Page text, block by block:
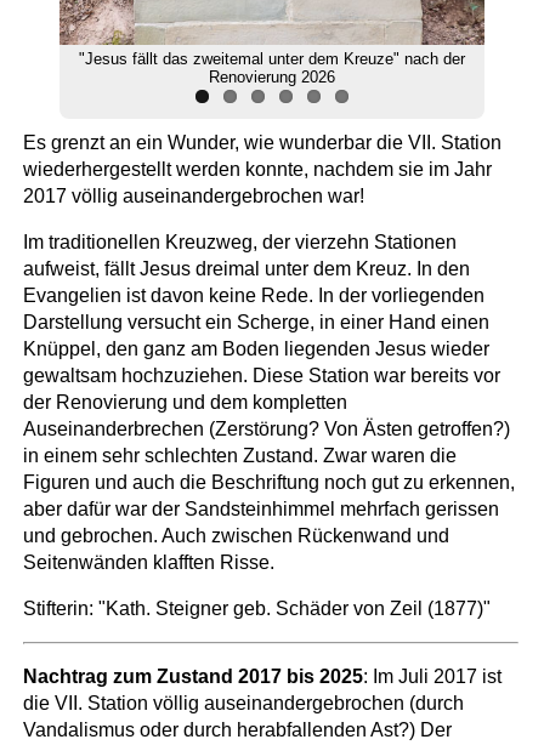
"Jesus fällt das zweitemal unter dem Kreuze" nach der
Renovierung 2026
Es grenzt an ein Wunder, wie wunderbar die VII. Station
wiederhergestellt werden konnte, nachdem sie im Jahr
2017 völlig auseinandergebrochen war!
Im traditionellen Kreuzweg, der vierzehn Stationen
aufweist, fällt Jesus dreimal unter dem Kreuz. In den
Evangelien ist davon keine Rede. In der vorliegenden
Darstellung versucht ein Scherge, in einer Hand einen
Knüppel, den ganz am Boden liegenden Jesus wieder
gewaltsam hochzuziehen. Diese Station war bereits vor
der Renovierung und dem kompletten
Auseinanderbrechen (Zerstörung? Von Ästen getroffen?)
in einem sehr schlechten Zustand. Zwar waren die
Figuren und auch die Beschriftung noch gut zu erkennen,
aber dafür war der Sandsteinhimmel mehrfach gerissen
und gebrochen. Auch zwischen Rückenwand und
Seitenwänden klafften Risse.
Stifterin: "Kath. Steigner geb. Schäder von Zeil (1877)"
Nachtrag zum Zustand 2017 bis 2025: Im Juli 2017 ist
die VII. Station völlig auseinandergebrochen (durch
Vandalismus oder durch herabfallenden Ast?) Der